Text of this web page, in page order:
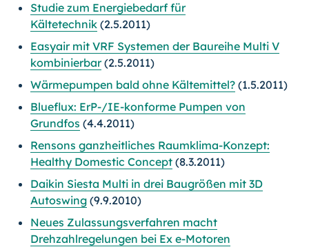
Studie zum Energiebedarf für
Kältetechnik (2.5.2011)
Easyair mit VRF Systemen der Baureihe Multi V
kombinierbar(2.5.2011)
Wärmepumpen bald ohne Kältemittel? (1.5.2011)
Blueflux: ErP-/IE-konforme Pumpen von
Grundfos (4.4.2011)
Rensons ganzheitliches Raumklima-Konzept:
Healthy Domestic Concept (8.3.2011)
Daikin Siesta Multi in drei Baugrößen mit 3D
Autoswing (9.9.2010)
Neues Zulassungsverfahren macht
Drehzahlregelungen bei Ex e-Motoren